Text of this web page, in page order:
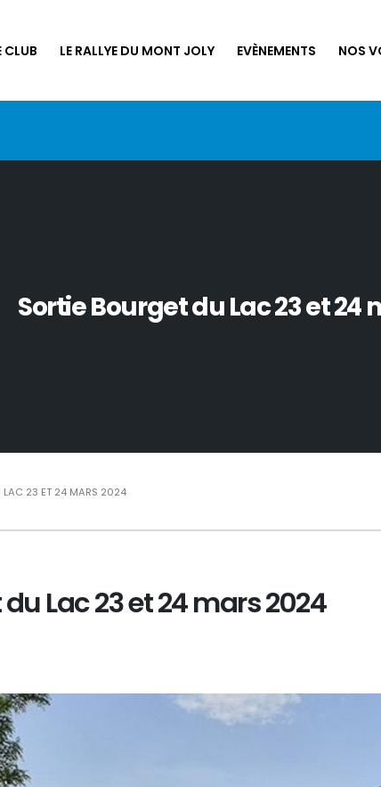
CLUB LE RALLYE DU MONT JOLY EVÈNEMENTS NOS
Sortie Bourget du Lac 23 et 24
LAC 23 ET 24 MARS 2024
Lac 23 et 24 mars 2024